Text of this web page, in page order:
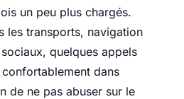
un peu plus chargés.
les transports, navigation
quelques appels
dans
de ne pas abuser sur le